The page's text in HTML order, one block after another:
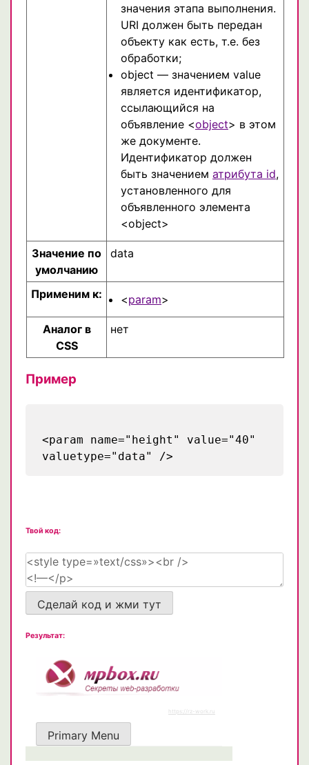
значения этапа выполнения.
URI должен быть передан
объекту как есть, т.е. без
обработки;
object — значением value
является идентификатор,
ссылающийся на
объявление <object> в этом
же документе.
Идентификатор должен
быть значением атрибута id,
установленного для
объявленного элемента
<object>
Значение по
умолчанию
data
Применим к: <param>
Аналог в
CSS
нет
Пример
<param name="height" value="40"
valuetype="data" />
Твой код:
Сделай код и жми тут
Результат: